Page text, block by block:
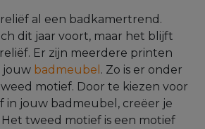
al een badkamertrend.
dit jaar voort, maar het blijft
Er zijn meerdere printen
jouw badmeubel . Zo is er onder
motief. Door te kiezen voor
in jouw badmeubel, creëer je
tweed motief is een motief